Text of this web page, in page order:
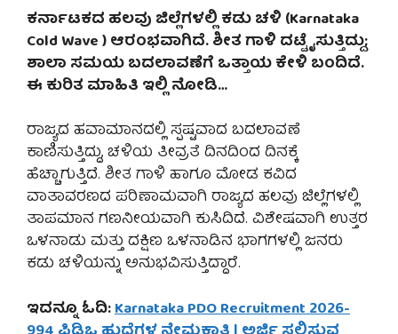
ಕರ್ನಾಟಕದ ಹಲವು ಜಿಲ್ಲೆಗಳಲ್ಲಿ ಕಡು ಚಳಿ (Karnataka
Cold Wave ) ಆರಂಭವಾಗಿದೆ. ಶೀತ ಗಾಳಿ ದಟ್ಟೈಸುತ್ತಿದ್ದು;
ಶಾಲಾ ಸಮಯ ಬದಲಾವಣೆಗೆ ಒತ್ತಾಯ ಕೇಳಿ ಬಂದಿದೆ.
ಈ ಕುರಿತ ಮಾಹಿತಿ ಇಲ್ಲಿ ನೋಡಿ…
ರಾಜ್ಯದ ಹವಾಮಾನದಲ್ಲಿ ಸ್ಪಷ್ಟವಾದ ಬದಲಾವಣೆ
ಕಾಣಿಸುತ್ತಿದ್ದು, ಚಳಿಯ ತೀವ್ರತೆ ದಿನದಿಂದ ದಿನಕ್ಕೆ
ಹೆಚ್ಚಾಗುತ್ತಿದೆ. ಶೀತ ಗಾಳಿ ಹಾಗೂ ಮೋಡ ಕವಿದ
ವಾತಾವರಣದ ಪರಿಣಾಮವಾಗಿ ರಾಜ್ಯದ ಹಲವು ಜಿಲ್ಲೆಗಳಲ್ಲಿ
ತಾಪಮಾನ ಗಣನೀಯವಾಗಿ ಕುಸಿದಿದೆ. ವಿಶೇಷವಾಗಿ ಉತ್ತರ
ಒಳನಾಡು ಮತ್ತು ದಕ್ಷಿಣ ಒಳನಾಡಿನ ಭಾಗಗಳಲ್ಲಿ ಜನರು
ಕಡು ಚಳಿಯನ್ನು ಅನುಭವಿಸುತ್ತಿದ್ದಾರೆ.
ಇದನ್ನೂ ಓದಿ:Karnataka PDO Recruitment 2026-